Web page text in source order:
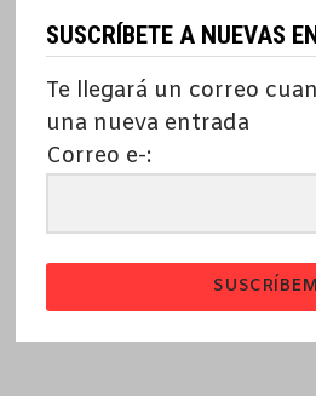
SUSCRÍBETE A NUEVAS
Te llegará un correo
una nueva entrada
Correo e-: